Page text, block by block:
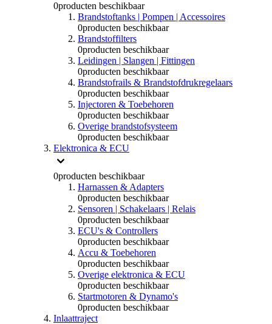
0producten beschikbaar
Brandstoftanks | Pompen | Accessoires
0producten beschikbaar
Brandstoffilters
0producten beschikbaar
Leidingen | Slangen | Fittingen
0producten beschikbaar
Brandstofrails & Brandstofdrukregelaars
0producten beschikbaar
Injectoren & Toebehoren
0producten beschikbaar
Overige brandstofsysteem
0producten beschikbaar
Elektronica & ECU
0producten beschikbaar
Harnassen & Adapters
0producten beschikbaar
Sensoren | Schakelaars | Relais
0producten beschikbaar
ECU's & Controllers
0producten beschikbaar
Accu & Toebehoren
0producten beschikbaar
Overige elektronica & ECU
0producten beschikbaar
Startmotoren & Dynamo's
0producten beschikbaar
Inlaattraject